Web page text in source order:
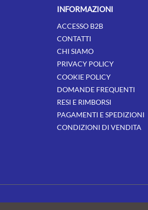
INFORMAZIONI
ACCESSO B2B
CONTATTI
CHI SIAMO
PRIVACY POLICY
COOKIE POLICY
DOMANDE FREQUENTI
RESI E RIMBORSI
PAGAMENTI E SPEDIZIONI
CONDIZIONI DI VENDITA